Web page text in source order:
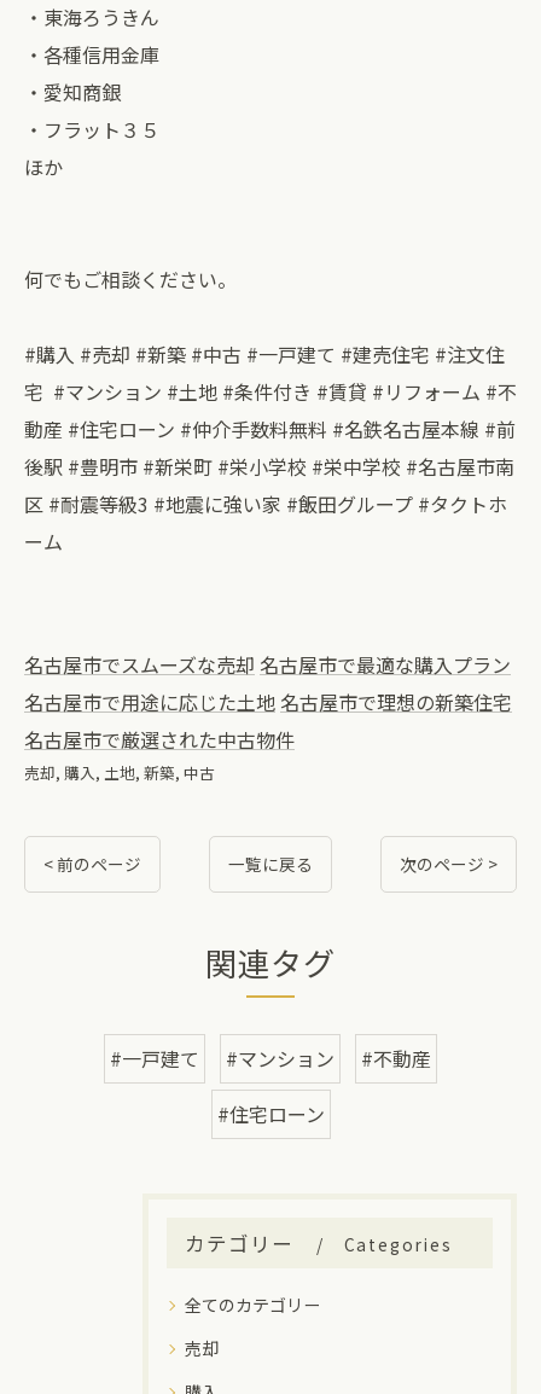
・東海ろうきん
・各種信用金庫
・愛知商銀
・フラット３５
ほか
何でもご相談ください。
#購入 #売却 #新築 #中古 #一戸建て #建売住宅 #注文住
宅 #マンション #土地 #条件付き #賃貸 #リフォーム #不
動産 #住宅ローン #仲介手数料無料 #名鉄名古屋本線 #前
後駅 #豊明市 #新栄町 #栄小学校 #栄中学校 #名古屋市南
区 #耐震等級3 #地震に強い家 #飯田グループ #タクトホ
ーム
名古屋市でスムーズな売却 名古屋市で最適な購入プラン
名古屋市で用途に応じた土地 名古屋市で理想の新築住宅
名古屋市で厳選された中古物件
売却 購入 土地 新築 中古
< 前のページ 一覧に戻る 次のページ >
関連タグ
#一戸建て #マンション
#不動産
#住宅ローン
カテゴリー Categories
全てのカテゴリー
売却